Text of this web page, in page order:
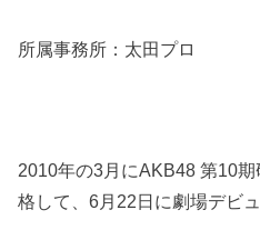
所属事務所：太田プロ
2010年の3月にAKB48 第10
格して、6月22日に劇場デビ